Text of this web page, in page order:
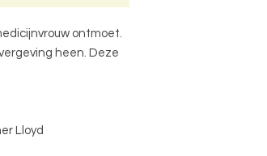
ontmoet.
heen. Deze
Lloyd